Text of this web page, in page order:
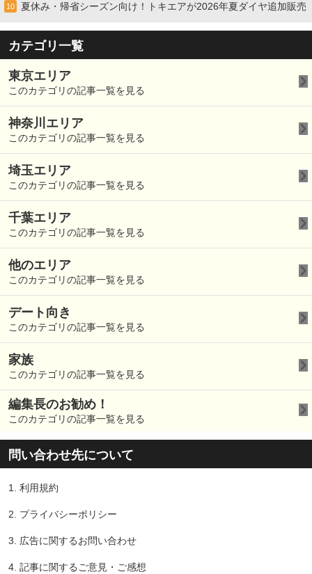
10 夏休み・帰省シーズン向け！トキエアが2026年夏ダイヤ追加販売
カテゴリ一覧
東京エリア
このカテゴリの記事一覧を見る
神奈川エリア
このカテゴリの記事一覧を見る
埼玉エリア
このカテゴリの記事一覧を見る
千葉エリア
このカテゴリの記事一覧を見る
他のエリア
このカテゴリの記事一覧を見る
デート向き
このカテゴリの記事一覧を見る
家族
このカテゴリの記事一覧を見る
編集長のお勧め！
このカテゴリの記事一覧を見る
問い合わせ先について
1. 利用規約
2. プライバシーポリシー
3. 広告に関するお問い合わせ
4. 記事に関するご意見・ご感想